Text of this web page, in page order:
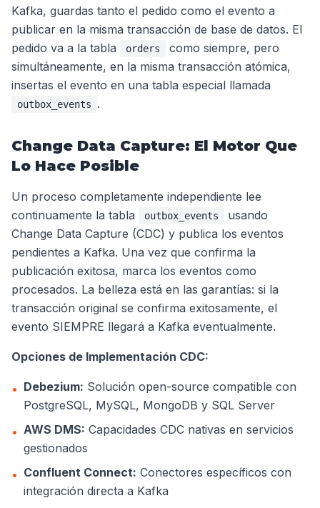
Kafka, guardas tanto el pedido como el evento a
publicar en la misma transacción de base de datos. El
pedido va a la tabla
orders
como siempre, pero
simultáneamente, en la misma transacción atómica,
insertas el evento en una tabla especial llamada
outbox_events .
Change Data Capture: El Motor Que
Lo Hace Posible
Un proceso completamente independiente lee
continuamente la tabla
outbox_events
usando
Change Data Capture (CDC) y publica los eventos
pendientes a Kafka. Una vez que confirma la
publicación exitosa, marca los eventos como
procesados. La belleza está en las garantías: si la
transacción original se confirma exitosamente, el
evento SIEMPRE llegará a Kafka eventualmente.
Opciones de Implementación CDC:
• Debezium: Solución open-source compatible con
PostgreSQL, MySQL, MongoDB y SQL Server
• AWS DMS: Capacidades CDC nativas en servicios
gestionados
• Confluent Connect: Conectores específicos con
integración directa a Kafka